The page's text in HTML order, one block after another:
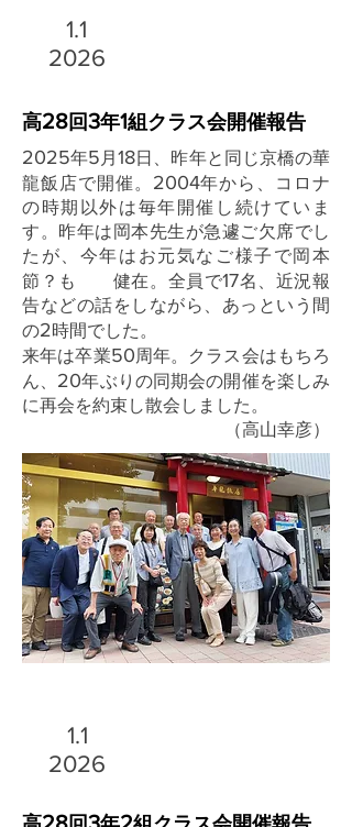
1.1
2026
高28回3年1組クラス会開催報告
2025年5 月18日、昨年と同じ京橋の華
龍飯店で開催。 2004年から、コロナ
の時期以外は毎年開催し続けていま
す。昨年は岡本先生が急遽ご欠席でし
たが、今年はお元気なご様子で岡本
節？も 健在。全員で17名、近況報
告などの話をしながら、あっという間
の2時間でした。
来年は卒業50周年。クラス会はもちろ
ん、 20年ぶりの同期会の開催を楽しみ
に再会を約束し散会しました。
（高山幸彦）
1.1
2026